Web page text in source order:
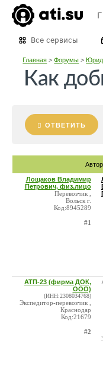
Все сервисы
Главная >Форумы >
Как
ОТВЕТИТЬ
Автор
Лощаков Владимир
Петрович, физ.лицо
Перевозчик ,
Вольск г.
Код:8945289
#1
АТП-23 (фирма ДОК,
ООО)
(ИНН:2308034768)
Экспедитор-перевозчик ,
Краснодар
Код:21679
#2